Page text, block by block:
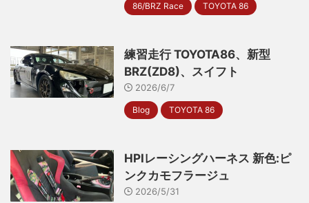
86/BRZ Race TOYOTA 86
練習走行 TOYOTA86、新型
BRZ(ZD8)、スイフト
2026/6/7
Blog TOYOTA 86
HPIレーシングハーネス 新色:ピ
ンクカモフラージュ
2026/5/31